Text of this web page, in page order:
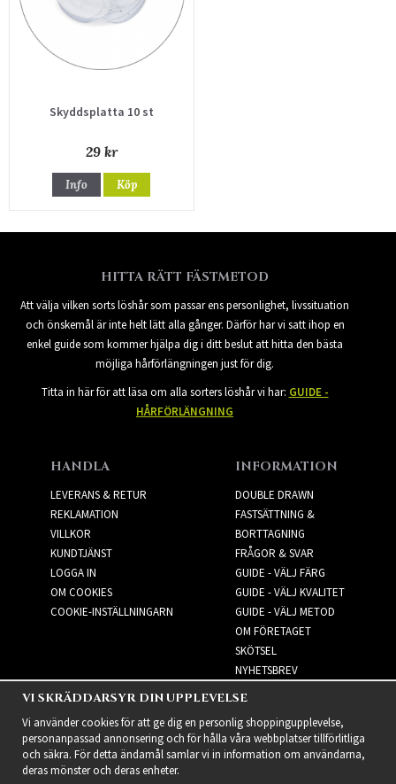
Skyddsplatta 10 st
29 kr
Info Köp
HITTA RÄTT FÄSTMETOD
Att välja vilken sorts löshår som passar ens personlighet, livssituation
och önskemål är inte helt lätt alla gånger. Därför har vi satt ihop en
enkel guide som kommer hjälpa dig i ditt beslut att hitta den bästa
möjliga hårförlängningen just för dig.
Titta in här för att läsa om alla sorters löshår vi har: GUIDE -
HÅRFÖRLÄNGNING
HANDLA
LEVERANS & RETUR
REKLAMATION
VILLKOR
KUNDTJÄNST
LOGGA IN
OM COOKIES
COOKIE-INSTÄLLNINGARN
INFORMATION
DOUBLE DRAWN
FASTSÄTTNING &
BORTTAGNING
FRÅGOR & SVAR
GUIDE - VÄLJ FÄRG
GUIDE - VÄLJ KVALITET
GUIDE - VÄLJ METOD
OM FÖRETAGET
SKÖTSEL
NYHETSBREV
NYHETSBREV
VI SKRÄDDARSYR DIN UPPLEVELSE
Vi använder cookies för att ge dig en personlig shoppingupplevelse,
personanpassad annonsering och för hålla våra webbplatser tillförlitliga
och säkra. För detta ändamål samlar vi in information om användarna,
deras mönster och deras enheter.